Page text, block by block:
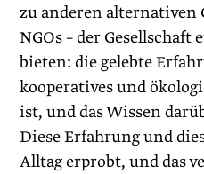
zu anderen alternativen
NGOs – der Gesellschaft
bieten: die gelebte
kooperatives und
ist, und das Wissen
Diese Erfahrung und
Alltag erprobt, und das